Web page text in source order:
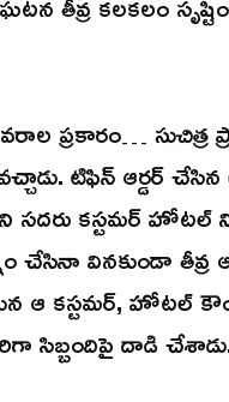
ప్రకారం…
టిఫిన్ ఆర్డర్
సదరు కస్టమర్ హోటల్
చేసినా వినకుండా
కస్టమర్, హోటల్
సిబ్బందిపై దాడి